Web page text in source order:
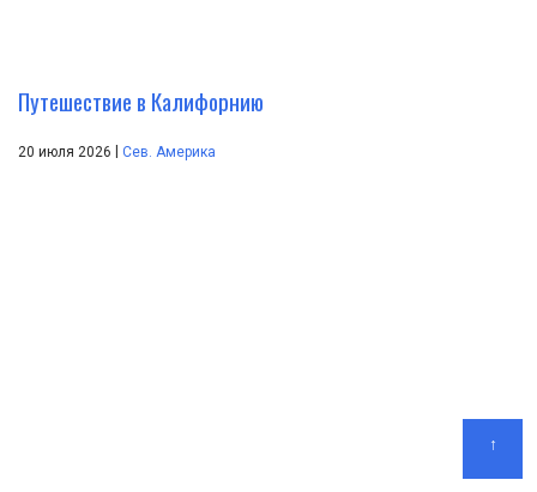
Путешествие в Калифорнию
20 июля 2026 | Сев. Америка
↑